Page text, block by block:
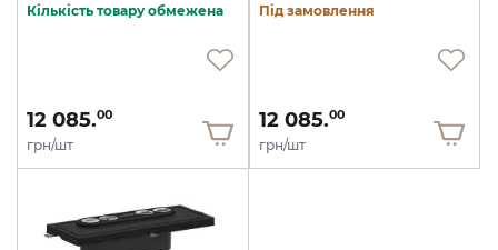
Кількість товару обмежена
12 085.00
грн/шт
Під замовлення
12 085.00
грн/шт